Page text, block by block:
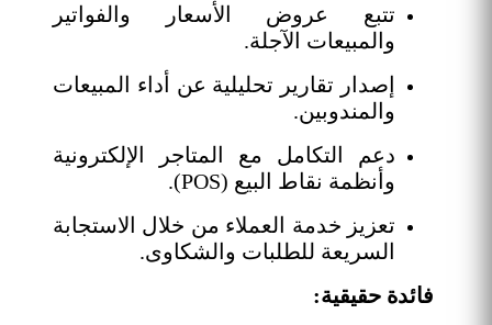
تتبع عروض الأسعار والفواتير
والمبيعات الآجلة.
إصدار تقارير تحليلية عن أداء المبيعات
والمندوبين.
دعم التكامل مع المتاجر الإلكترونية
وأنظمة نقاط البيع (POS).
تعزيز خدمة العملاء من خلال الاستجابة
السريعة للطلبات والشكاوى.
فائدة حقيقية: